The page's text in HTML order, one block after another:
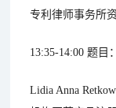
专利律师事务所
13:35-14:00 题目
Lidia Anna